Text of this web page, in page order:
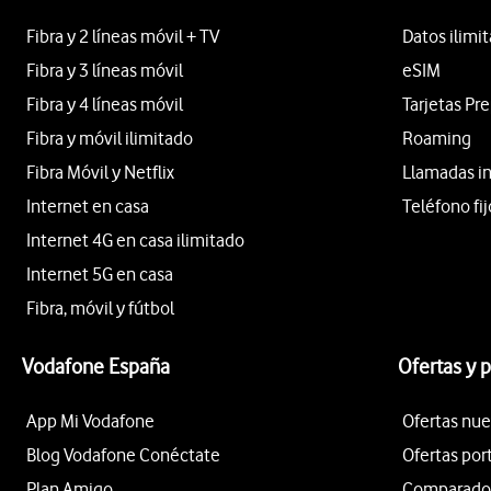
Fibra y 2 líneas móvil + TV
Fibra y 3 líneas móvil
Fibra y 4 líneas móvil
Fibra y móvil ilimitado
Fibra Móvil y Netflix
Internet en casa
Internet 4G en casa ilimitado
Internet 5G en casa
Fibra, móvil y fútbol
Datos
eSIM
Tarjetas
Roaming
Llamadas
Teléfono
Vodafone España
App Mi Vodafone
Blog Vodafone Conéctate
Ofertas y
Ofertas
Ofertas